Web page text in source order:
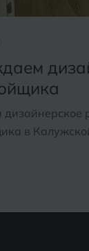
дизайнерское
в